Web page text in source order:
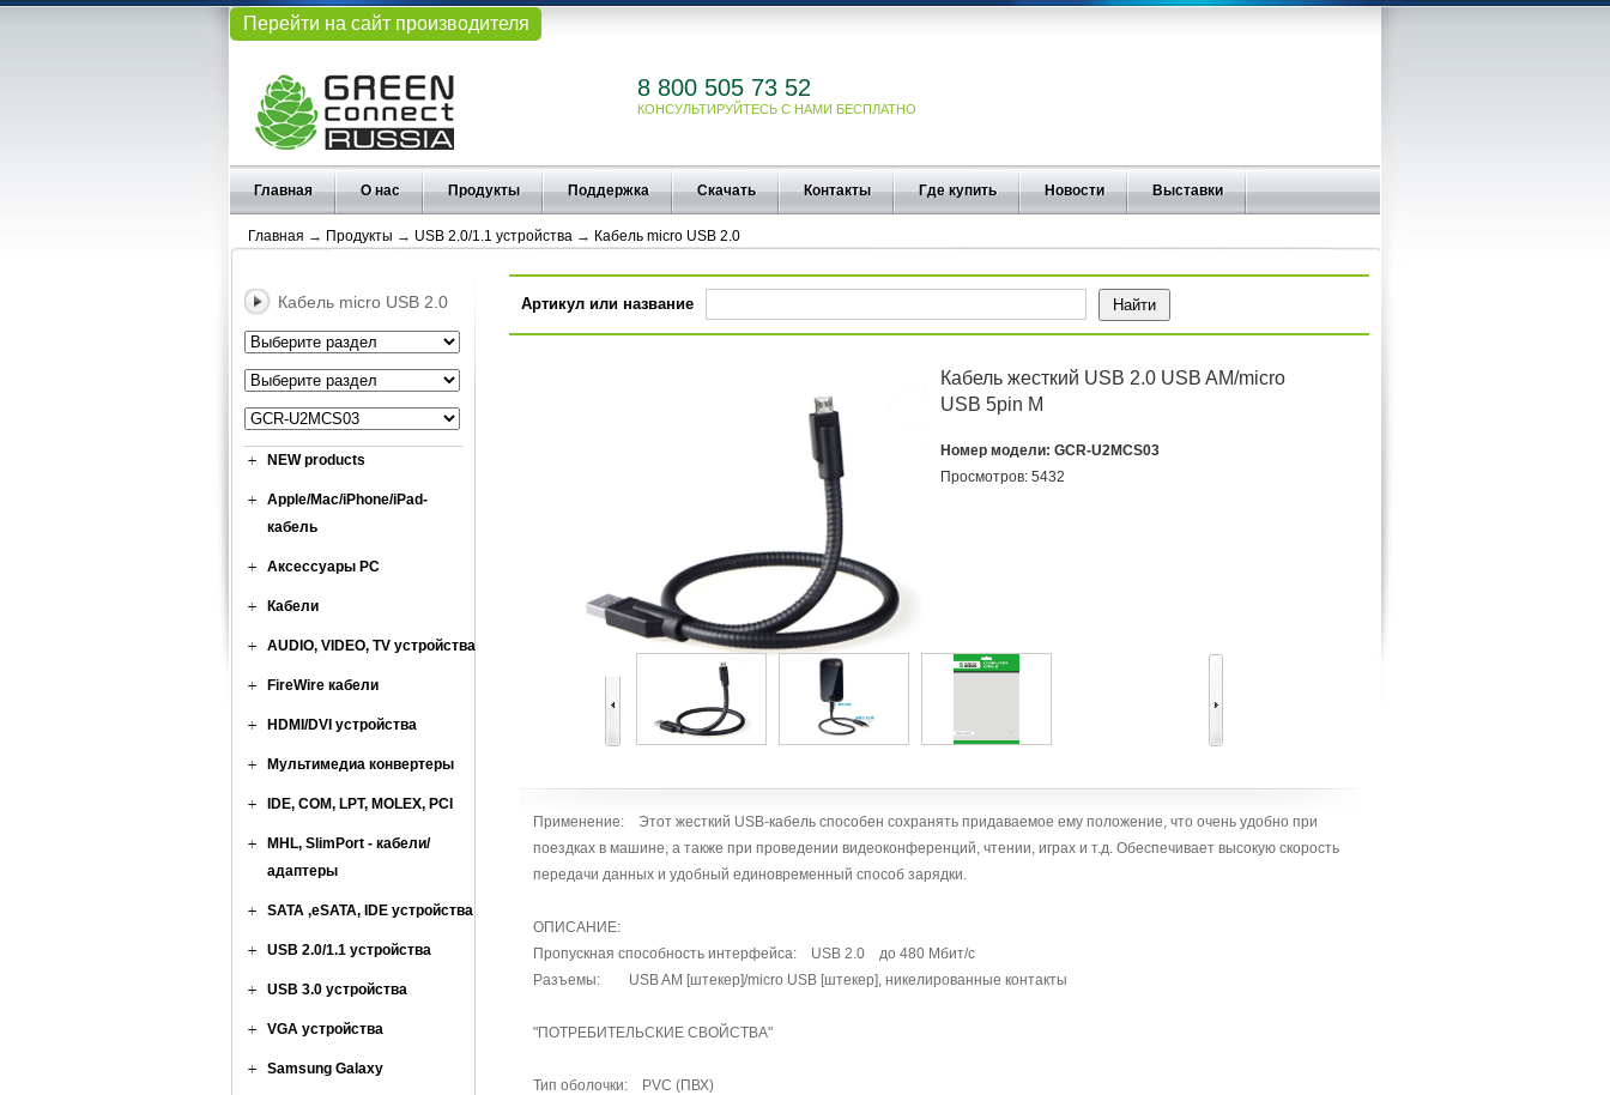
Перейти на сайт производителя
8 800 505 73 52
КОНСУЛЬТИРУЙТЕСЬ С НАМИ БЕСПЛАТНО
Главная О нас Продукты Поддержка Скачать Контакты Где купить Новости Выставки
Главная → Продукты → USB 2.0/1.1 устройства → Кабель micro USB 2.0
Кабель micro USB 2.0
NEW products
Apple/Mac/iPhone/iPad-
кабель
Аксессуары PC
Кабели
AUDIO, VIDEO, TV устройства
FireWire кабели
HDMI/DVI устройства
Мультимедиа конвертеры
IDE, COM, LPT, MOLEX, PCI
MHL, SlimPort - кабели/
адаптеры
SATA ,eSATA, IDE устройства
USB 2.0/1.1 устройства
USB 3.0 устройства
VGA устройства
Samsung Galaxy
Артикул или название
Кабель жесткий USB 2.0 USB AM/micro
USB 5pin M
Номер модели: GCR-U2MCS03
Просмотров: 5432
Применение: Этот жесткий USB-кабель способен сохранять придаваемое ему положение, что очень удобно при
поездках в машине, а также при проведении видеоконференций, чтении, играх и т.д. Обеспечивает высокую скорость
передачи данных и удобный единовременный способ зарядки.
ОПИСАНИЕ:
Пропускная способность интерфейса: USB 2.0 до 480 Мбит/с
Разъемы: USB AM [штекер]/micro USB [штекер], никелированные контакты
"ПОТРЕБИТЕЛЬСКИЕ СВОЙСТВА"
Тип оболочки: PVC (ПВХ)